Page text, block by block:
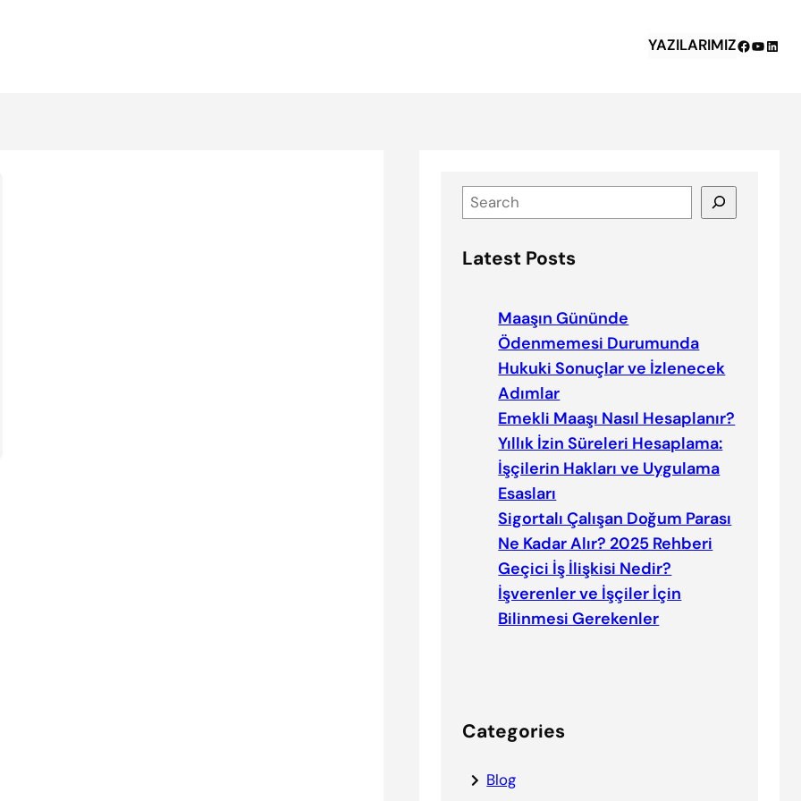
YAZILARIMIZFacebook
e
r
Latest Posts
Maaşın Gününde
Ödenmemesi Durumunda
Hukuki Sonuçlar ve İzlenecek
Adımlar
Emekli Maaşı Nasıl Hesaplanır?
Yıllık İzin Süreleri Hesaplama:
İşçilerin Hakları ve Uygulama
Esasları
Sigortalı Çalışan Doğum Parası
Ne Kadar Alır? 2025 Rehberi
Geçici İş İlişkisi Nedir?
İşverenler ve İşçiler İçin
Bilinmesi Gerekenler
Categories
Blog